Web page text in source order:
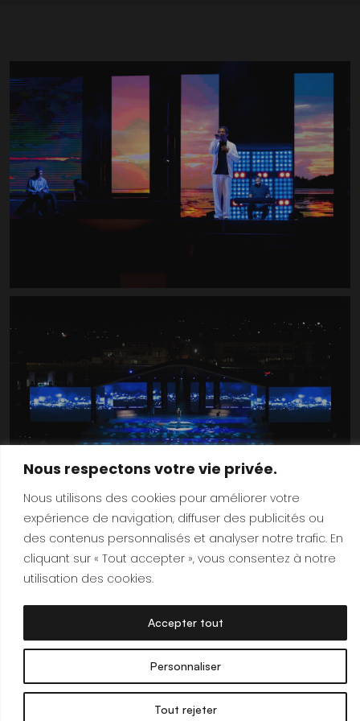
Nous respectons votre vie privée.
Nous utilisons des cookies pour améliorer votre
expérience de navigation, diffuser des publicités ou
des contenus personnalisés et analyser notre trafic. En
cliquant sur « Tout accepter », vous consentez à notre
utilisation des cookies.
Personnaliser
Tout rejeter
Accepter tout